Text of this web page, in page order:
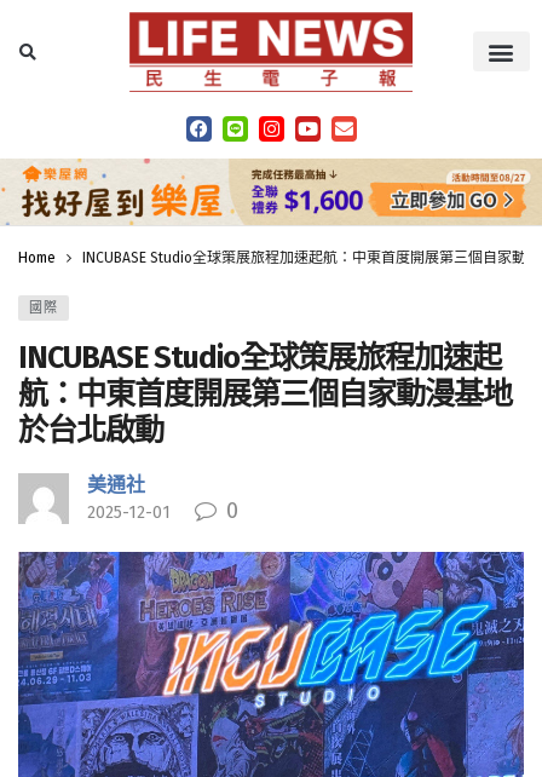
Home INCUBASE Studio全球策展旅程加速起航：中東首度開展第三個自家動
國際
INCUBASE Studio全球策展旅程加速起
航：中東首度開展第三個自家動漫基地
於台北啟動
美通社
2025-12-01 0